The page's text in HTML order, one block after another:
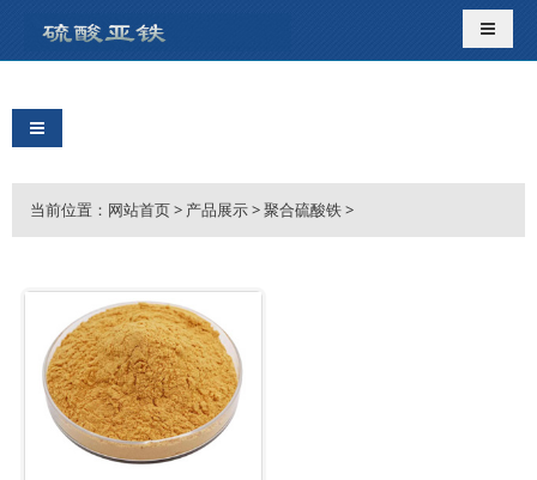
导航切
导航切换
当前位置： 网站首页> 产品展示>聚合硫酸铁>